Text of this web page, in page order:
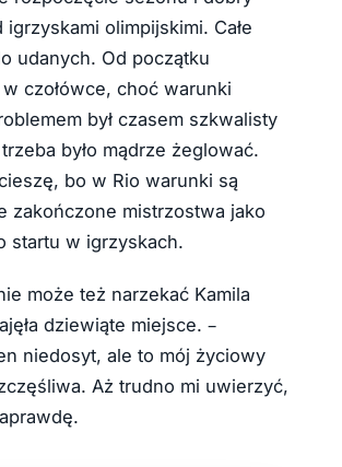
olimpijskimi. Całe
udanych. Od początku
w czołówce, choć warunki
był czasem szkwalisty
było mądrze żeglować.
bo w Rio warunki są
zakończone mistrzostwa jako
startu w igrzyskach.
może też narzekać Kamila
dziewiąte miejsce. –
niedosyt, ale to mój życiowy
Aż trudno mi uwierzyć,